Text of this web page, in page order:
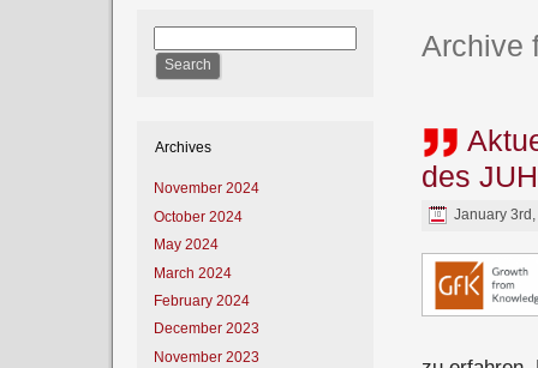
Archives
November 2024
October 2024
May 2024
March 2024
February 2024
December 2023
November 2023
Archive
des
January